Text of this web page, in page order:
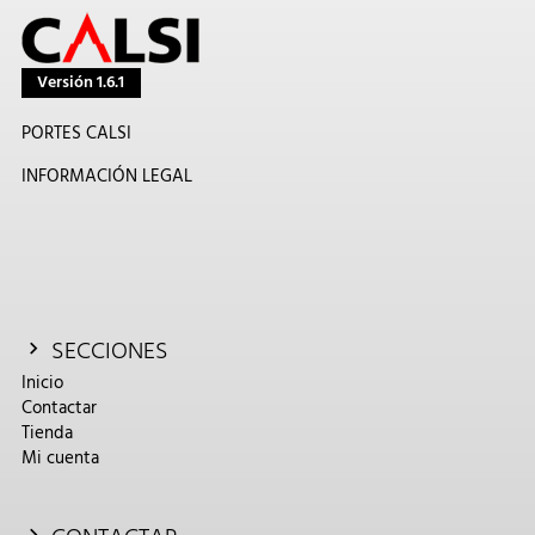
Versión 1.6.1
PORTES CALSI
INFORMACIÓN LEGAL
SECCIONES
Inicio
Contactar
Tienda
Mi cuenta